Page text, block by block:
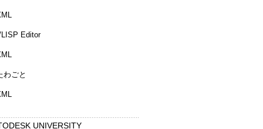
Editor
わごと
UNIVERSITY